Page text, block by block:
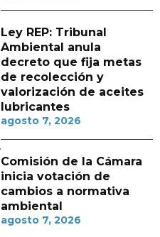
Ley REP: Tribunal
Ambiental anula
decreto que fija metas
de recolección y
valorización de aceites
lubricantes
agosto 7, 2026
Comisión de la Cámara
inicia votación de
cambios a normativa
ambiental
agosto 7, 2026